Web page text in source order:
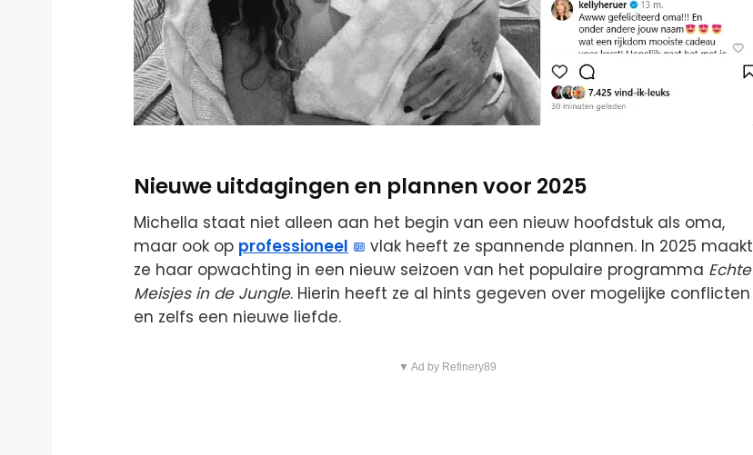
Nieuwe uitdagingen en plannen voor 2025
Michella staat niet alleen aan het begin van een nieuw hoofdstuk als oma,
maar ook op professioneel
vlak heeft ze spannende plannen. In 2025 maakt
ze haar opwachting in een nieuw seizoen van het populaire programma Echte
Meisjes in de Jungle. Hierin heeft ze al hints gegeven over mogelijke conflicten
en zelfs een nieuwe liefde.
▼ Ad by Refinery89